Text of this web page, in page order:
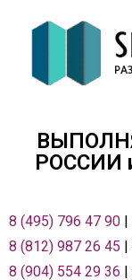
РОСCИИ
8 (495) 796 47 90 |
8 (812) 987 26 45 |
8 (904) 554 29 36 |